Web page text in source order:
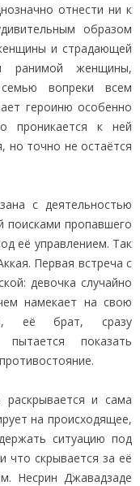
отнести ни к
образом
и страдающей
ранимой женщины,
вопреки всем
героиню особенно
проникается к ней
но точно не остаётся
с деятельностью
поисками пропавшего
её управлением. Так
Первая встреча с
девочка случайно
намекает на свою
её брат, сразу
показать
раскрывается и сама
на происходящее,
ситуацию под
что скрывается за её
Несрин Джавадзаде